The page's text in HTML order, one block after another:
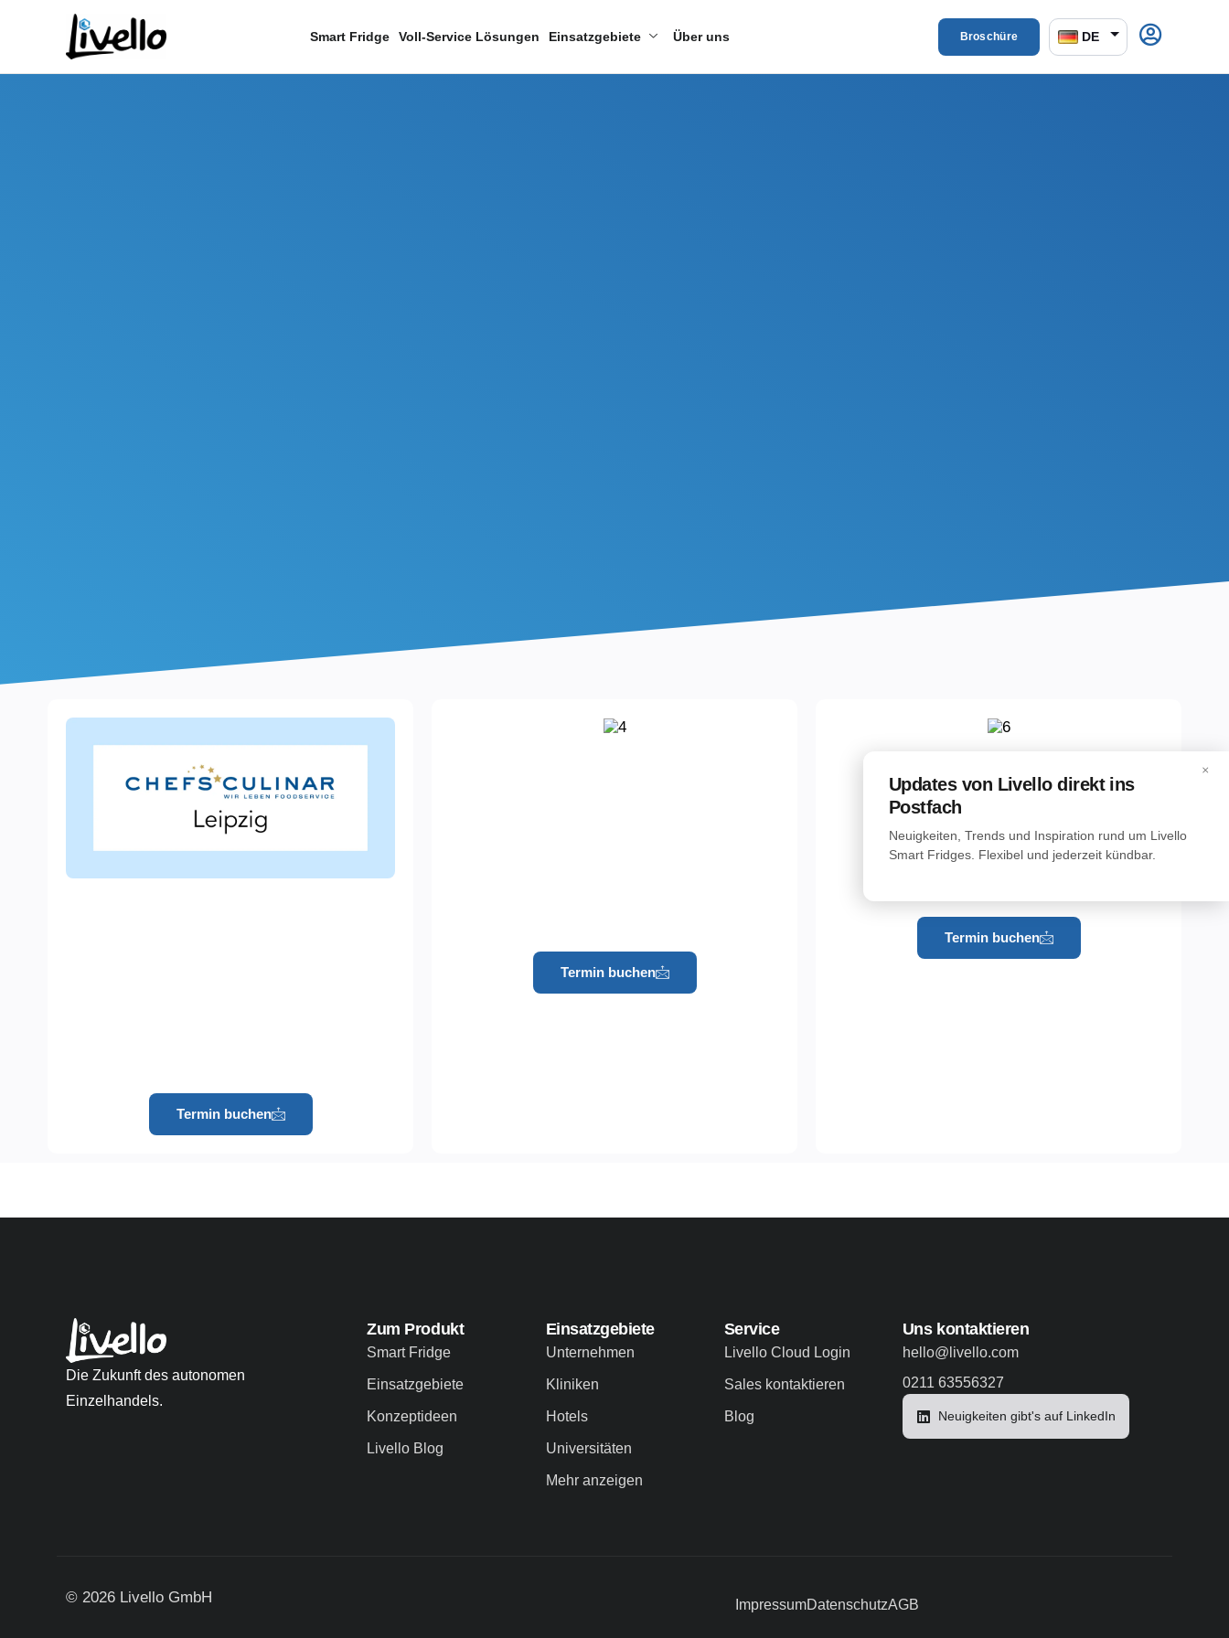
Smart Fridge Voll-Service Lösungen Einsatzgebiete Über uns Broschüre DE
Termin buchen
Termin buchen
Termin buchen
Die Zukunft des autonomen
Einzelhandels.
Zum Produkt
Smart Fridge
Einsatzgebiete
Konzeptideen
Livello Blog
Einsatzgebiete
Unternehmen
Kliniken
Hotels
Universitäten
Mehr anzeigen
Service
Livello Cloud Login
Sales kontaktieren
Blog
Uns kontaktieren
hello@livello.com
0211 63556327
Neuigkeiten gibt's auf LinkedIn
© 2026 Livello GmbH ImpressumDatenschutzAGB
×
Updates von Livello direkt ins
Postfach
Neuigkeiten, Trends und Inspiration rund um Livello
Smart Fridges. Flexibel und jederzeit kündbar.